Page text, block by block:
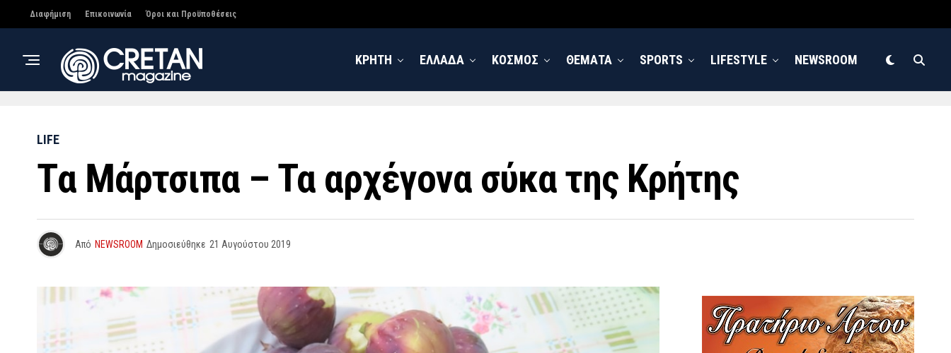
Διαφήμιση Επικοινωνία Όροι και Προϋποθέσεις
ΚΡΗΤΗ ΕΛΛΑΔΑ ΚΟΣΜΟΣ ΘΕΜΑΤΑ SPORTS LIFESTYLE NEWSROOM
LIFE
Tα Mάρτσιπα – Τα αρχέγονα σύκα της Κρήτης
Από NEWSROOM Δημοσιεύθηκε 21 Αυγούστου 2019